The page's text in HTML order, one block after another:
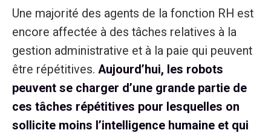
Une majorité des agents de la fonction RH est
encore affectée à des tâches relatives à la
gestion administrative et à la paie qui peuvent
être répétitives. Aujourd’hui, les robots
peuvent se charger d’une grande partie de
ces tâches répétitives pour lesquelles on
sollicite moins l’intelligence humaine et qui